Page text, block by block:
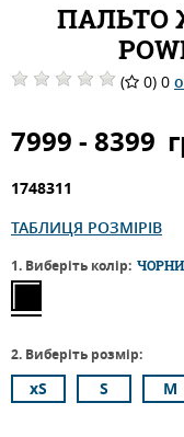
ПАЛЬТО
( 0) 0
7999 - 8399
1748311
ТАБЛИЦЯ РОЗМІРІВ
1. Виберіть колір:
2. Виберіть розмір:
xS S M